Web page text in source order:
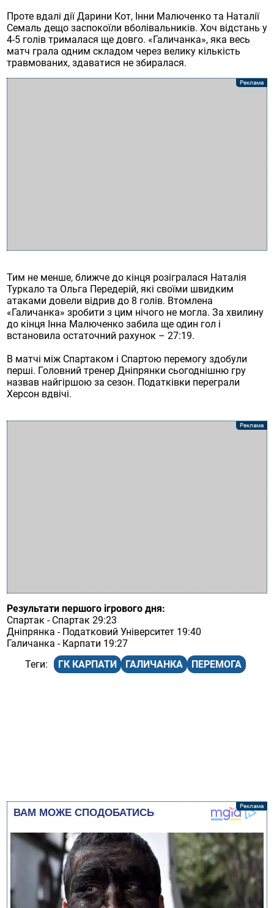
Проте вдалі дії Дарини Кот, Інни Малюченко та Наталії
Семаль дещо заспокоїли вболівальників. Хоч відстань у
4-5 голів трималася ще довго. «Галичанка», яка весь
матч грала одним складом через велику кількість
травмованих, здаватися не збиралася.
Тим не менше, ближче до кінця розігралася Наталія
Туркало та Ольга Передерій, які своїми швидким
атаками довели відрив до 8 голів. Втомлена
«Галичанка» зробити з цим нічого не могла. За хвилину
до кінця Інна Малюченко забила ще один гол і
встановила остаточний рахунок – 27:19.
В матчі між Спартаком і Спартою перемогу здобули
перші. Головний тренер Дніпрянки сьогоднішню гру
назвав найгіршою за сезон. Податківки переграли
Херсон вдвічі.
Результати першого ігрового дня:
Спартак - Спартак 29:23
Дніпрянка - Податковий Університет 19:40
Галичанка - Карпати 19:27
ГК КАРПАТИ
ГАЛИЧАНКА ПЕРЕМОГА